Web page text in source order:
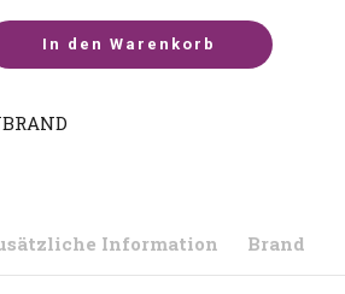
In den Warenkorb
Information Brand